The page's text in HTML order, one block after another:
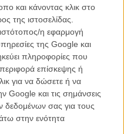
και κάνοντας κλικ στο
της ιστοσελίδας.
η εφαρμογή
της Google και
πληροφορίες που
επίσκεψης ή
για να δώσετε ή να
Google και τις σημάνσεις
δεδομένων σας για τους
στην ενότητα